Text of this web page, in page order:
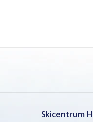
Skicentrum